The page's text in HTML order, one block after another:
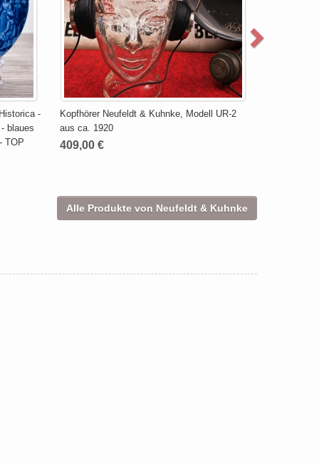
-
blaues
TOP
Kopfhörer Neufeldt & Kuhnke, Modell UR-2
aus ca. 1920
409,00 €
Alle Produkte von Neufeldt & Kuhnke